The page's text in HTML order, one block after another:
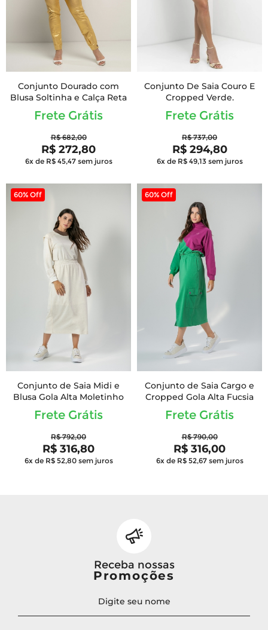
Conjunto Dourado com
Blusa Soltinha e Calça Reta
Frete Grátis
R$ 682,00
R$ 272,80
6x de R$ 45,47 sem juros
Conjunto De Saia Couro E
Cropped Verde.
Frete Grátis
R$ 737,00
R$ 294,80
6x de R$ 49,13 sem juros
60% Off
Conjunto de Saia Midi e
Blusa Gola Alta Moletinho
Frete Grátis
R$ 792,00
R$ 316,80
6x de R$ 52,80 sem juros
60% Off
Conjunto de Saia Cargo e
Cropped Gola Alta Fucsia
Frete Grátis
R$ 790,00
R$ 316,00
6x de R$ 52,67 sem juros
Receba nossas
Promoções